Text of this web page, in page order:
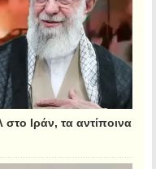
Ιράν, τα αντίποινα